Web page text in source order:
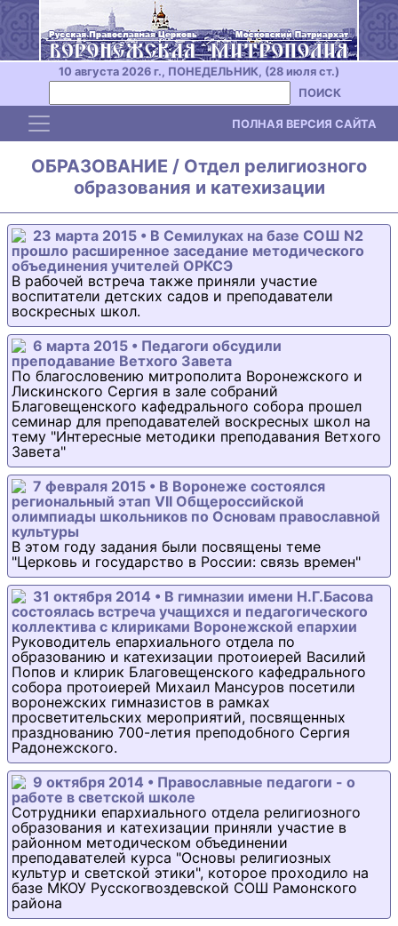
10 августа 2026 г., ПОНЕДЕЛЬНИК, (28 июля ст.)
ПОИСК
Toggle navigation ПОЛНАЯ ВЕРСИЯ САЙТА
ОБРАЗОВАНИЕ / Отдел религиозного
образования и катехизации
23 марта 2015 • В Семилуках на базе СОШ N2
прошло расширенное заседание методического
объединения учителей ОРКСЭ
В рабочей встреча также приняли участие
воспитатели детских садов и преподаватели
воскресных школ.
6 марта 2015 • Педагоги обсудили
преподавание Ветхого Завета
По благословению митрополита Воронежского и
Лискинского Сергия в зале собраний
Благовещенского кафедрального собора прошел
семинар для преподавателей воскресных школ на
тему "Интересные методики преподавания Ветхого
Завета"
7 февраля 2015 • В Воронеже состоялся
региональный этап VII Общероссийской
олимпиады школьников по Основам православной
культуры
В этом году задания были посвящены теме
"Церковь и государство в России: связь времен"
31 октября 2014 • В гимназии имени Н.Г.Басова
состоялась встреча учащихся и педагогического
коллектива с клириками Воронежской епархии
Руководитель епархиального отдела по
образованию и катехизации протоиерей Василий
Попов и клирик Благовещенского кафедрального
собора протоиерей Михаил Мансуров посетили
воронежских гимназистов в рамках
просветительских мероприятий, посвященных
празднованию 700-летия преподобного Сергия
Радонежского.
9 октября 2014 • Православные педагоги - о
работе в светской школе
Сотрудники епархиального отдела религиозного
образования и катехизации приняли участие в
районном методическом объединении
преподавателей курса "Основы религиозных
культур и светской этики", которое проходило на
базе МКОУ Русскогвоздевской СОШ Рамонского
района